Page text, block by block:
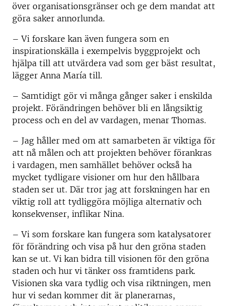
över organisationsgränser och ge dem mandat att
göra saker annorlunda.
– Vi forskare kan även fungera som en
inspirationskälla i exempelvis byggprojekt och
hjälpa till att utvärdera vad som ger bäst resultat,
lägger Anna María till.
– Samtidigt gör vi många gånger saker i enskilda
projekt. Förändringen behöver bli en långsiktig
process och en del av vardagen, menar Thomas.
– Jag håller med om att samarbeten är viktiga för
att nå målen och att projekten behöver förankras
i vardagen, men samhället behöver också ha
mycket tydligare visioner om hur den hållbara
staden ser ut. Där tror jag att forskningen har en
viktig roll att tydliggöra möjliga alternativ och
konsekvenser, inflikar Nina.
– Vi som forskare kan fungera som katalysatorer
för förändring och visa på hur den gröna staden
kan se ut. Vi kan bidra till visionen för den gröna
staden och hur vi tänker oss framtidens park.
Visionen ska vara tydlig och visa riktningen, men
hur vi sedan kommer dit är planerarnas,